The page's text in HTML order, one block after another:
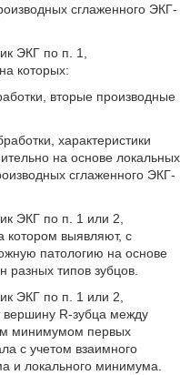
сглаженного ЭКГ-
ЭКГ по п. 1,
которых:
вторые производные
характеристики
на основе локальных
сглаженного ЭКГ-
ЭКГ по п. 1 или 2,
котором выявляют, с
патологию на основе
разных типов зубцов.
ЭКГ по п. 1 или 2,
R-зубца между
минимумом первых
с учетом взаимного
и локального минимума.